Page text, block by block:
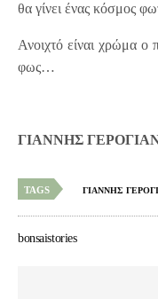
θα γίνει ένας κόσμος
Ανοιχτό είναι χρώμα ο
φως…
ΓΙΑΝΝΗΣ
TAGS ΓΙΑΝΝΗΣ
bonsaistories